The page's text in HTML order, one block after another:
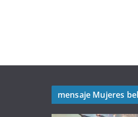
mensaje Mujeres